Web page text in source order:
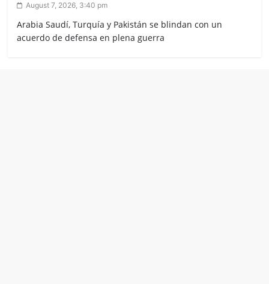
August 7, 2026, 3:40 pm
Arabia Saudí, Turquía y Pakistán se blindan con un
acuerdo de defensa en plena guerra